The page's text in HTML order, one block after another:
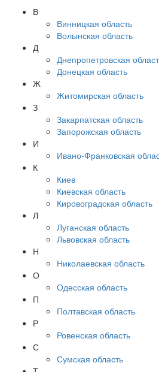
В
Винницкая область
Волынская область
Д
Днепропетровская
Донецкая область
Ж
Житомирская область
З
Закарпатская область
Запорожская область
И
Ивано-Франковская
К
Киев
Киевская область
Кировоградская область
Л
Луганская область
Львовская область
Н
Николаевская область
О
Одесская область
П
Полтавская область
Р
Ровенская область
С
Сумская область